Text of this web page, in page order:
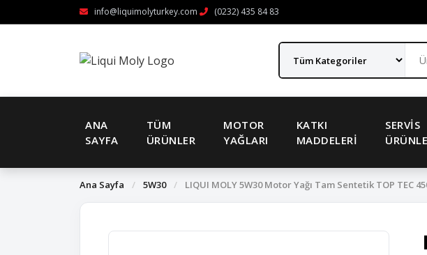
info@liquimolyturkey.com (0232) 435 84 83
ANA
SAYFA
TÜM
ÜRÜNLER
MOTOR
YAĞLARI
KATKI
MADDELERI
SERVIS
Ana Sayfa / 5W30 / LIQUI MOLY 5W30 Motor Yağı Tam Sentetik TOP TEC